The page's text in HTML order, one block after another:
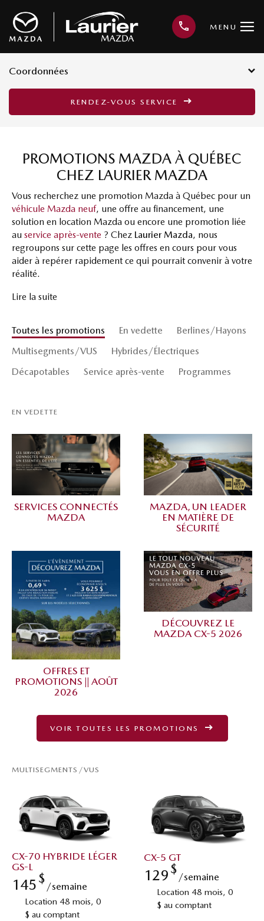
MENU
Coordonnées
3001, avenue Kepler, Québec G1X
RENDEZ-VOUS SERVICE
PROMOTIONS MAZDA À QUÉBEC
CHEZ LAURIER MAZDA
Vous recherchez une promotion Mazda à Québec pour un
véhicule Mazda neuf, une offre au financement, une
solution en location Mazda ou encore une promotion liée
au service après-vente ? Chez Laurier Mazda, nous
regroupons sur cette page les offres en cours pour vous
aider à repérer rapidement ce qui pourrait convenir à votre
réalité.
Lire la suite
Toutes les promotions En vedette
Berlines/Hayons
Multisegments/VUS
Hybrides/Électriques
Décapotables
Service après-vente Programmes
EN VEDETTE
SERVICES CONNECTÉS
MAZDA
MAZDA, UN LEADER
EN MATIÈRE DE
SÉCURITÉ
OFFRES ET
PROMOTIONS || AOÛT
2026
DÉCOUVREZ LE
MAZDA CX-5 2026
VOIR TOUTES LES PROMOTIONS
MULTISEGMENTS/VUS
CX-70 HYBRIDE LÉGER
GS-L
145$
/semaine
Location 48 mois, 0
$ au comptant
CX-5 GT
129$
/semaine
Location 48 mois, 0
$ au comptant